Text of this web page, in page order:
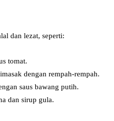
dan lezat, seperti:
tomat.
dengan rempah-rempah.
saus bawang putih.
dan sirup gula.